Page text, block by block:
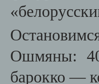
Ошмяны: 40
барокко —